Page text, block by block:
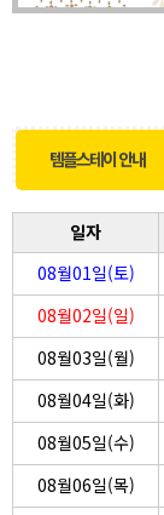
템플스테이 안내
일자
08월01일(토)
08월02일(일)
08월03일(월)
08월04일(화)
08월05일(수)
08월06일(목)